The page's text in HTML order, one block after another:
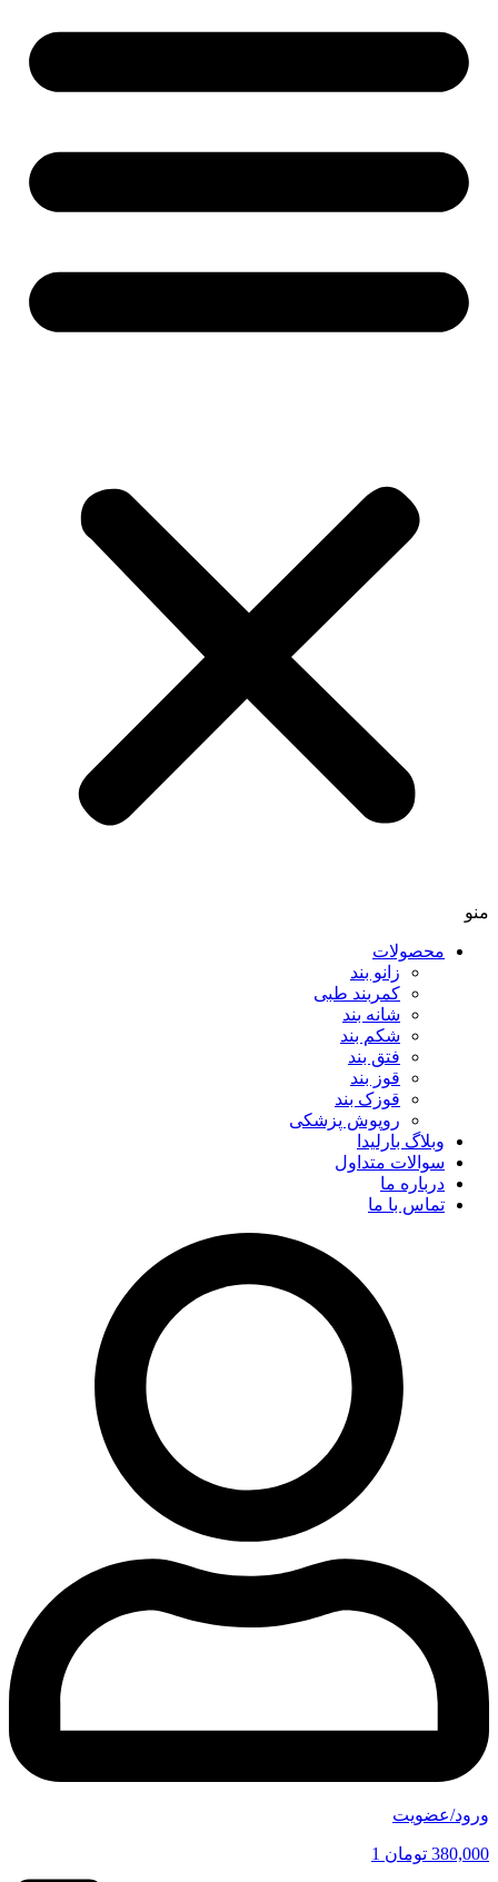
منو
محصولات
زانو بند
کمربند طبی
شانه بند
شکم بند
فتق بند
قوز بند
قوزک بند
روپوش پزشکی
وبلاگ بارلیدا
سوالات متداول
درباره ما
تماس با ما
ورود/عضویت
380,000 تومان 1